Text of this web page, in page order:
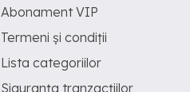
Abonament VIP
Termeni și condiții
Lista categoriilor
Siguranța tranzacțiilor